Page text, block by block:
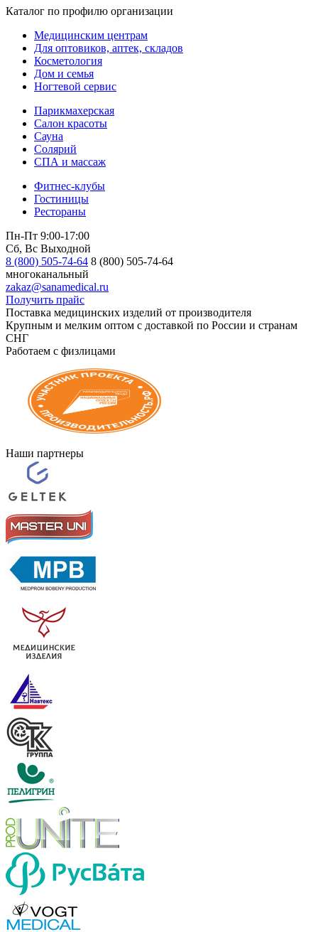
Каталог по профилю организации
Медицинским центрам
Для оптовиков, аптек, складов
Косметология
Дом и семья
Ногтевой сервис
Парикмахерская
Салон красоты
Сауна
Солярий
СПА и массаж
Фитнес-клубы
Гостиницы
Рестораны
Пн-Пт 9:00-17:00
Сб, Вс Выходной
8 (800) 505-74-64 8 (800) 505-74-64
многоканальный
zakaz@sanamedical.ru
Получить прайс
Поставка медицинских изделий от производителя
Крупным и мелким оптом с доставкой по России и странам
СНГ
Работаем с физлицами
Наши партнеры